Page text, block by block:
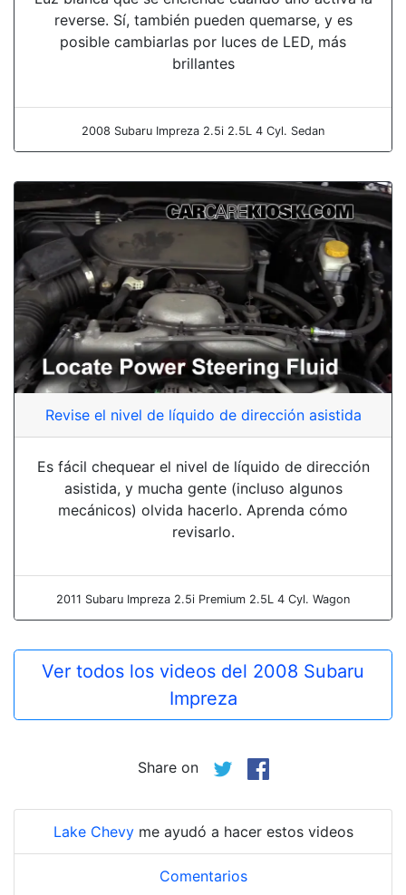
reverse. Sí, también pueden quemarse, y es
posible cambiarlas por luces de LED, más
brillantes
2008 Subaru Impreza 2.5i 2.5L 4 Cyl. Sedan
Revise el nivel de líquido de dirección asistida
Es fácil chequear el nivel de líquido de dirección
asistida, y mucha gente (incluso algunos
mecánicos) olvida hacerlo. Aprenda cómo
revisarlo.
2011 Subaru Impreza 2.5i Premium 2.5L 4 Cyl. Wagon
Ver todos los videos del 2008 Subaru
Impreza
Share on
Lake Chevyme ayudó a hacer estos videos
Comentarios